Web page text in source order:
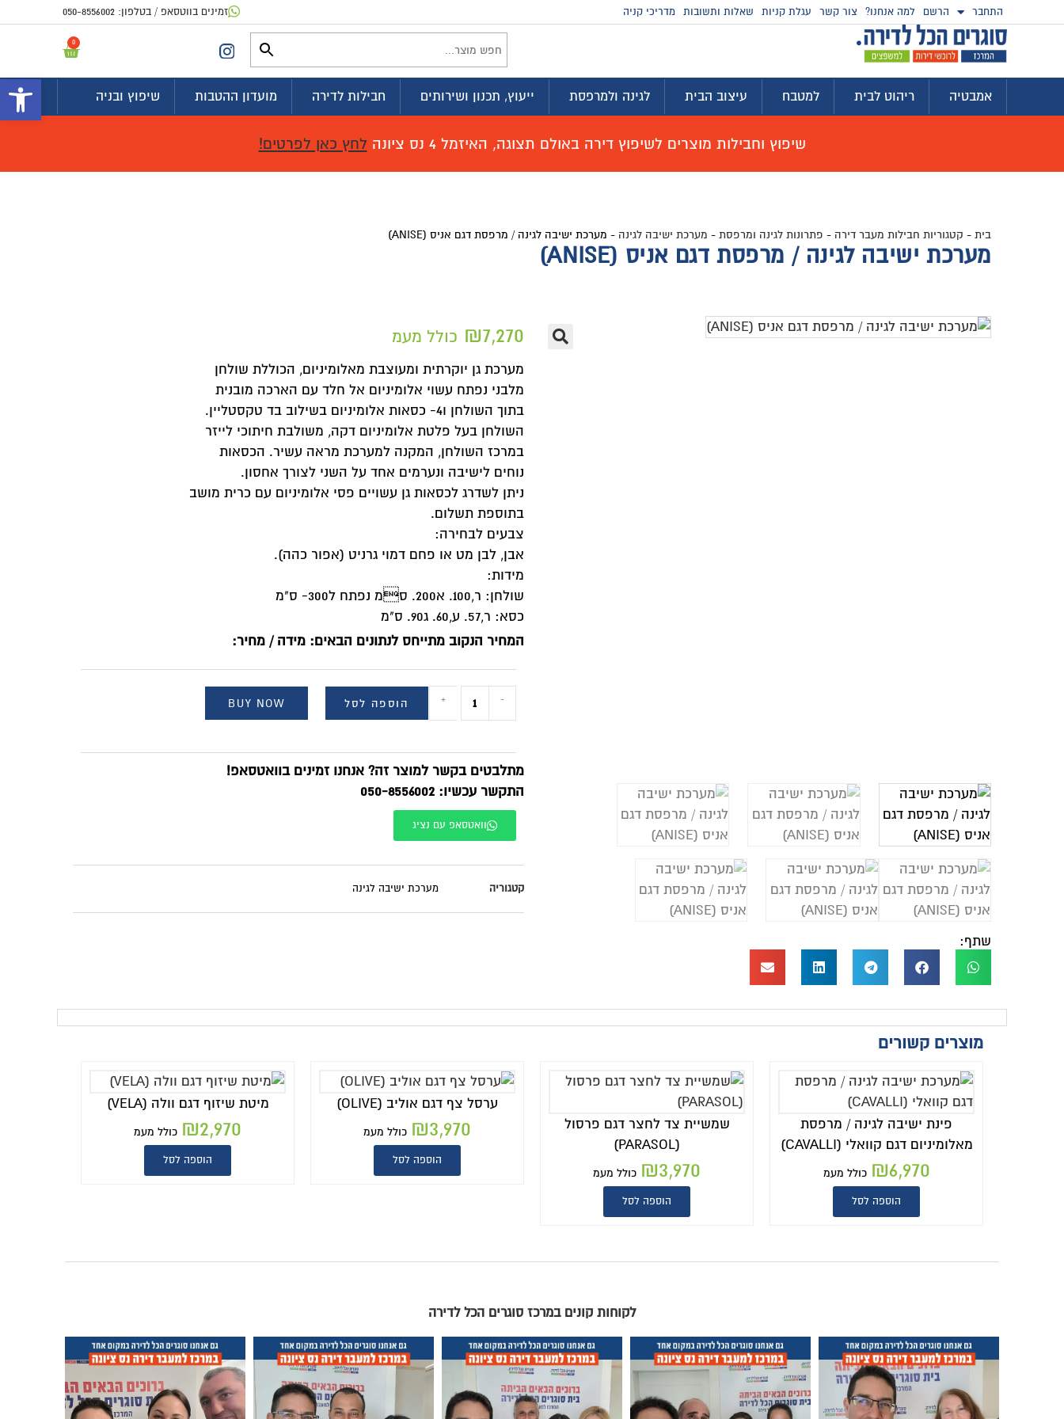
התחבר הרשם למה אנחנו? צור קשר עגלת קניות שאלות ותשובות מדריכי קניה זמינים בווטסאפ / בטלפון: 050-8556002
0
אמבטיה ריהוט לבית למטבח עיצוב הבית לגינה ולמרפסת ייעוץ, תכנון ושירותים חבילות לדירה מועדון ההטבות שיפוץ ובניה
שיפוץ וחבילות מוצרים לשיפוץ דירה באולם תצוגה, האיזמל 4 נס ציונה לחץ כאן לפרטים!
בית - קטגוריות חבילות מעבר דירה - פתרונות לגינה ומרפסת - מערכת ישיבה לגינה - מערכת ישיבה לגינה / מרפסת דגם אניס (ANISE)
מערכת ישיבה לגינה / מרפסת דגם אניס (ANISE)
שתף:
₪7,270 כולל מעמ
מערכת גן יוקרתית ומעוצבת מאלומיניום, הכוללת שולחן
מלבני נפתח עשוי אלומיניום אל חלד עם הארכה מובנית
בתוך השולחן ו4- כסאות אלומיניום בשילוב בד טקסטליין.
השולחן בעל פלטת אלומיניום דקה, משולבת חיתוכי לייזר
במרכז השולחן, המקנה למערכת מראה עשיר. הכסאות
נוחים לישיבה ונערמים אחד על השני לצורך אחסון.
ניתן לשדרג לכסאות גן עשויים פסי אלומיניום עם כרית מושב
בתוספת תשלום.
צבעים לבחירה:
אבן, לבן מט או פחם דמוי גרניט (אפור כהה).
מידות:
שולחן: ר,100. א200. סמ נפתח ל300- ס"מ
כסא: ר,57. ע,60. ג90. ס"מ
המחיר הנקוב מתייחס לנתונים הבאים: מידה / מחיר:
-
+ הוספה לסל BUY NOW
מתלבטים בקשר למוצר זה? אנחנו זמינים בוואטסאפ!
התקשר עכשיו: 050-8556002
וואטסאפ עם נציג
קטגוריה מערכת ישיבה לגינה
מוצרים קשורים
פינת ישיבה לגינה / מרפסת
מאלומיניום דגם קוואלי (CAVALLI)
₪6,970 כולל מעמ
הוספה לסל
שמשיית צד לחצר דגם פרסול
(PARASOL)
₪3,970 כולל מעמ
הוספה לסל
ערסל צף דגם אוליב (OLIVE)
₪3,970 כולל מעמ
הוספה לסל
מיטת שיזוף דגם וולה (VELA)
₪2,970 כולל מעמ
הוספה לסל
לקוחות קונים במרכז סוגרים הכל לדירה